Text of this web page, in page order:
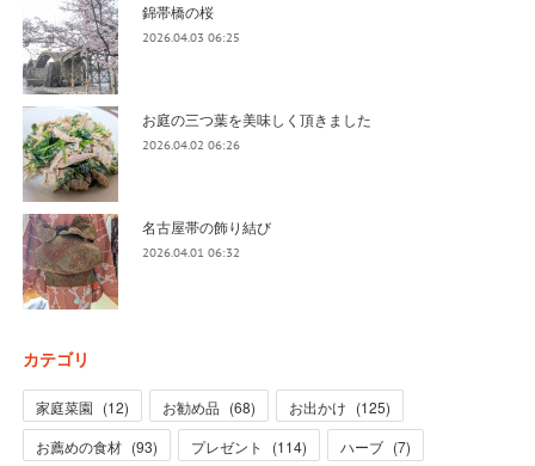
錦帯橋の桜
2026.04.03 06:25
お庭の三つ葉を美味しく頂きました
2026.04.02 06:26
名古屋帯の飾り結び
2026.04.01 06:32
カテゴリ
家庭菜園 (12) お勧め品 (68) お出かけ (125)
お薦めの食材 (93) プレゼント (114) ハーブ (7)